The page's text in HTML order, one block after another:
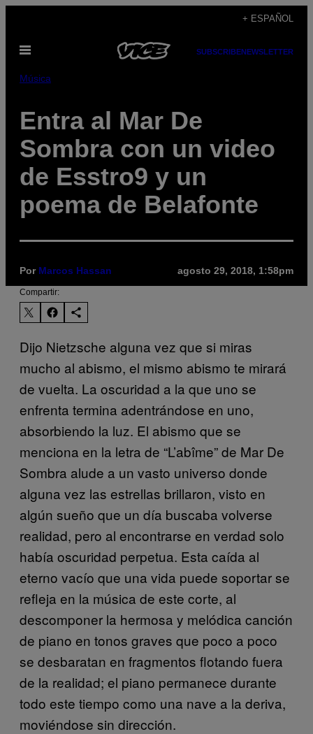
contenido
+ ESPAÑOL
Abrir
SUBSCRIBENEWSLETTER
Música
Entra al Mar De
Sombra con un video
de Esstro9 y un
poema de Belafonte
Por Marcos Hassan agosto 29, 2018, 1:58pm
Compartir:
Dijo Nietzsche alguna vez que si miras
mucho al abismo, el mismo abismo te mirará
de vuelta. La oscuridad a la que uno se
enfrenta termina adentrándose en uno,
absorbiendo la luz. El abismo que se
menciona en la letra de “L’abîme” de Mar De
Sombra alude a un vasto universo donde
alguna vez las estrellas brillaron, visto en
algún sueño que un día buscaba volverse
realidad, pero al encontrarse en verdad solo
había oscuridad perpetua. Esta caída al
eterno vacío que una vida puede soportar se
refleja en la música de este corte, al
descomponer la hermosa y melódica canción
de piano en tonos graves que poco a poco
se desbaratan en fragmentos flotando fuera
de la realidad; el piano permanece durante
todo este tiempo como una nave a la deriva,
moviéndose sin dirección.